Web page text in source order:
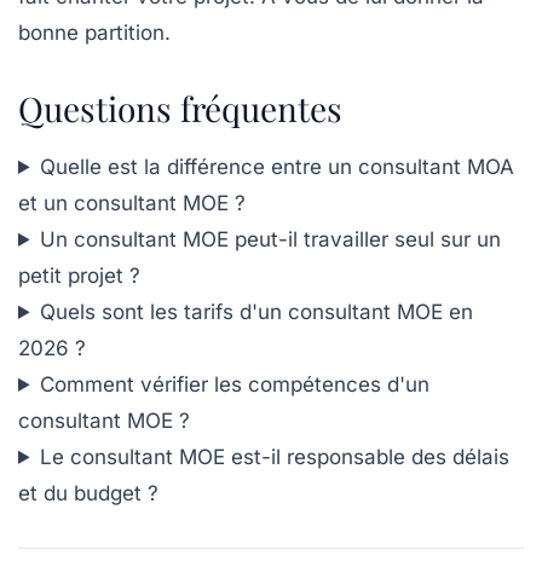
bonne partition.
Questions fréquentes
Quelle est la différence entre un consultant MOA
et un consultant MOE ?
Un consultant MOE peut-il travailler seul sur un
petit projet ?
Quels sont les tarifs d'un consultant MOE en
2026 ?
Comment vérifier les compétences d'un
consultant MOE ?
Le consultant MOE est-il responsable des délais
et du budget ?